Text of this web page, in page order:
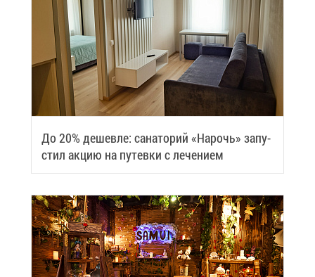
До 20% де­шев­ле: са­на­то­рий «На­рочь» за­пу­
стил ак­цию на пу­тев­ки с ле­че­ни­ем